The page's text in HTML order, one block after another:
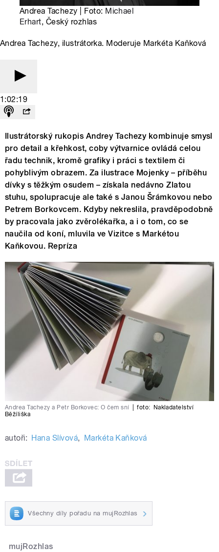
Andrea Tachezy | Foto: Michael
Erhart, Český rozhlas
Andrea Tachezy, ilustrátorka. Moderuje Markéta Kaňková
1:02:19
Ilustrátorský rukopis Andrey Tachezy kombinuje smysl
pro detail a křehkost, coby výtvarnice ovládá celou
řadu technik, kromě grafiky i práci s textilem či
pohyblivým obrazem. Za ilustrace Mojenky – příběhu
dívky s těžkým osudem – získala nedávno Zlatou
stuhu, spolupracuje ale také s Janou Šrámkovou nebo
Petrem Borkovcem. Kdyby nekreslila, pravděpodobně
by pracovala jako zvěrolékařka, a i o tom, co se
naučila od koní, mluvila ve Vizitce s Markétou
Kaňkovou. Repríza
Andrea Tachezy a Petr Borkovec: O čem sní foto:
Nakladatelství
Běžíliška
autoři: Hana Slívová, Markéta Kaňková
Všechny díly pořadu na mujRozhlas
mujRozhlas